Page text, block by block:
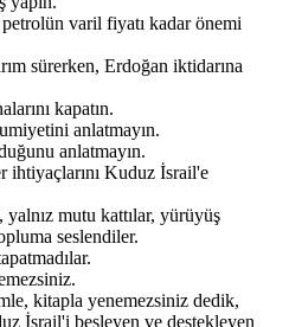
varil fiyatı kadar önemi
sürerken, Erdoğan iktidarına
kapatın.
anlatmayın.
anlatmayın.
ihtiyaçlarını Kuduz İsrail'e
mutu kattılar, yürüyüş
seslendiler.
kitapla yenemezsiniz dedik,
İsrail'i besleyen ve destekleyen